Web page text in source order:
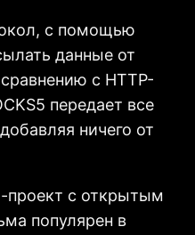
с помощью
данные от
с HTTP-
передает все
ничего от
проект с открытым
популярен в